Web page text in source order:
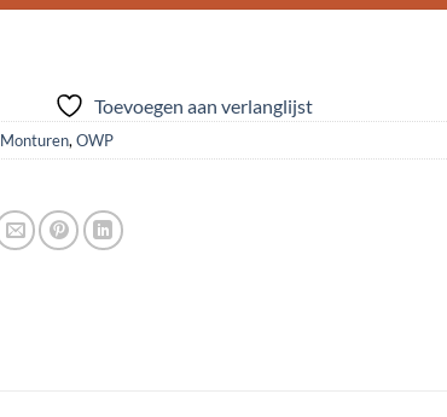
Toevoegen aan verlanglijst
Monturen, OWP